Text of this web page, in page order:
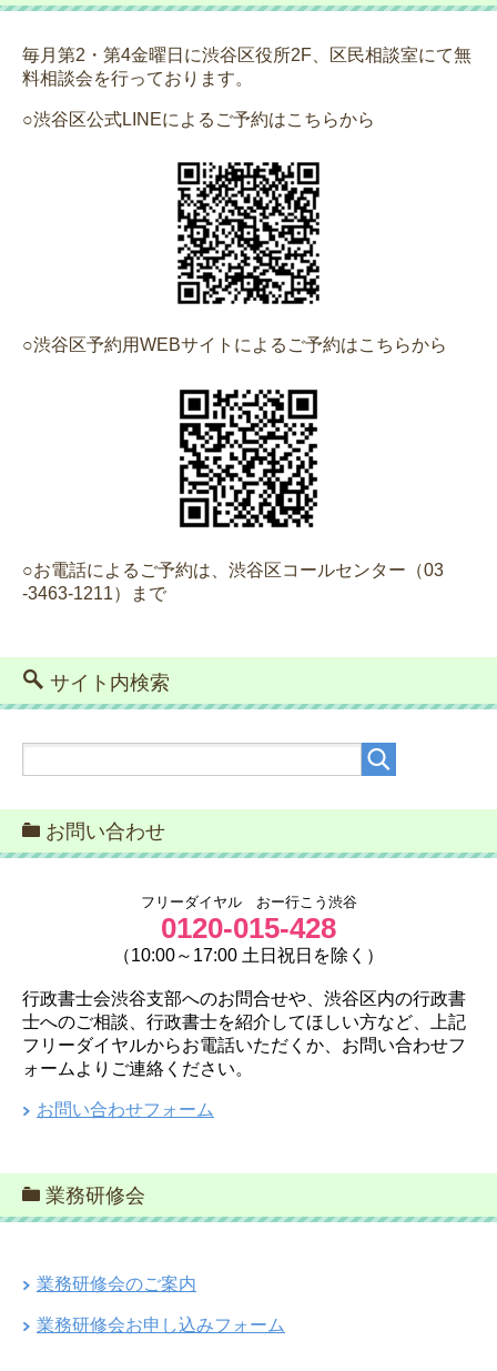
毎月第2・第4金曜日に渋谷区役所2F、区民相談室にて無
料相談会を行っております。
○渋谷区公式LINEによるご予約はこちらから
○渋谷区予約用WEBサイトによるご予約はこちらから
○お電話によるご予約は、渋谷区コールセンター（03
-3463-1211）
まで
サイト内検索
お問い合わせ
フリーダイヤル おー行こう渋谷
0120-015-428
（10:00～17:00 土日祝日を除く）
行政書士会渋谷支部へのお問合せや、渋谷区内の行政書
士へのご相談、行政書士を紹介してほしい方など、上記
フリーダイヤルからお電話いただくか、お問い合わせフ
ォームよりご連絡ください。
お問い合わせフォーム
業務研修会
業務研修会のご案内
業務研修会お申し込みフォーム